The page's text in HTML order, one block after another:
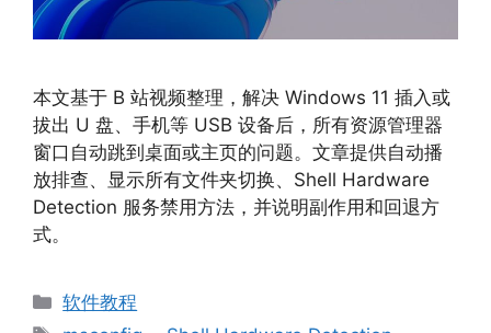
本文基于 B 站视频整理，解决 Windows 11 插入或
拔出 U 盘、手机等 USB 设备后，所有资源管理器
窗口自动跳到桌面或主页的问题。文章提供自动播
放排查、显示所有文件夹切换、Shell Hardware
Detection 服务禁用方法，并说明副作用和回退方
式。
分
类
软件教程